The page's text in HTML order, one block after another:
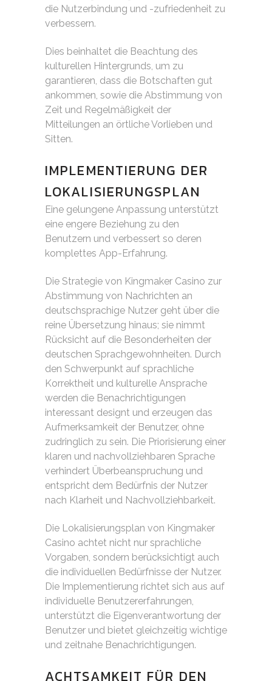
die Nutzerbindung und -zufriedenheit zu
verbessern.
Dies beinhaltet die Beachtung des
kulturellen Hintergrunds, um zu
garantieren, dass die Botschaften gut
ankommen, sowie die Abstimmung von
Zeit und Regelmäßigkeit der
Mitteilungen an örtliche Vorlieben und
Sitten.
IMPLEMENTIERUNG DER
LOKALISIERUNGSPLAN
Eine gelungene Anpassung unterstützt
eine engere Beziehung zu den
Benutzern und verbessert so deren
komplettes App-Erfahrung.
Die Strategie von Kingmaker Casino zur
Abstimmung von Nachrichten an
deutschsprachige Nutzer geht über die
reine Übersetzung hinaus; sie nimmt
Rücksicht auf die Besonderheiten der
deutschen Sprachgewohnheiten. Durch
den Schwerpunkt auf sprachliche
Korrektheit und kulturelle Ansprache
werden die Benachrichtigungen
interessant designt und erzeugen das
Aufmerksamkeit der Benutzer, ohne
zudringlich zu sein. Die Priorisierung einer
klaren und nachvollziehbaren Sprache
verhindert Überbeanspruchung und
entspricht dem Bedürfnis der Nutzer
nach Klarheit und Nachvollziehbarkeit.
Die Lokalisierungsplan von Kingmaker
Casino achtet nicht nur sprachliche
Vorgaben, sondern berücksichtigt auch
die individuellen Bedürfnisse der Nutzer.
Die Implementierung richtet sich aus auf
individuelle Benutzererfahrungen,
unterstützt die Eigenverantwortung der
Benutzer und bietet gleichzeitig wichtige
und zeitnahe Benachrichtigungen.
ACHTSAMKEIT FÜR DEN